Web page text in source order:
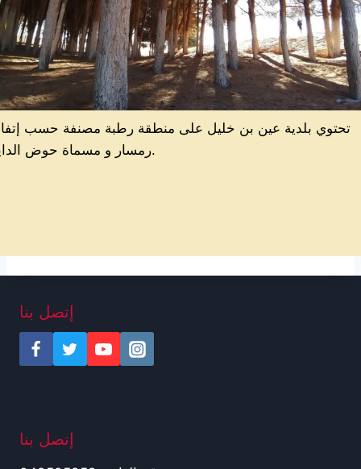
تحتوي بلدية عين بن خليل على منطقة رطبة مصنفة حسب
رمسار و مسماة حوض الدايرة.
إتصل بنا
إتصل بنا